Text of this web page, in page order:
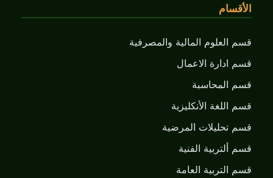
الأقسام
قسم العلوم المالية والمصرفية
قسم ادارة الاعمال
قسم المحاسبة
قسم اللغة الأنكليزية
قسم تحليلات المرضية
قسم ألتربية الفنية
قسم التربية العامة